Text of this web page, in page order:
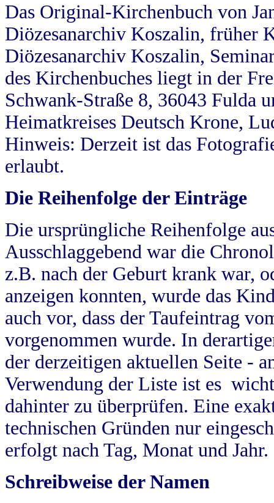
Das Original-Kirchenbuch von
Diözesanarchiv Koszalin, früher
Diözesanarchiv Koszalin,
des Kirchenbuches liegt in der
Schwank-Straße 8, 36043 Fulda
Heimatkreises Deutsch Krone,
Hinweis: Derzeit ist das
erlaubt.
Die Reihenfolge der Einträge
Die ursprüngliche Reihenfolge
Ausschlaggebend war die
z.B. nach der Geburt krank war,
anzeigen konnten, wurde das
auch vor, dass der Taufeintrag
vorgenommen wurde. In
der derzeitigen aktuellen Seite -
Verwendung der Liste ist es
dahinter zu überprüfen. Eine
technischen Gründen nur
erfolgt nach Tag, Monat und Jahr.
Schreibweise der Namen